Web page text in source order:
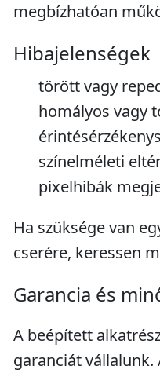
megbízhatóan
Hibajelenségek
törött vagy
homályos vagy
színelméleti
pixelhibák
Ha szüksége van
cserére, keressen
Garancia és
A beépített
garanciát vállalunk.